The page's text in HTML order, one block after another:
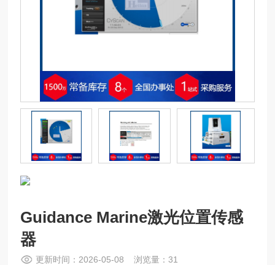
Guidance Marine激光位置传感
器
更新时间：2026-05-08 浏览量：31